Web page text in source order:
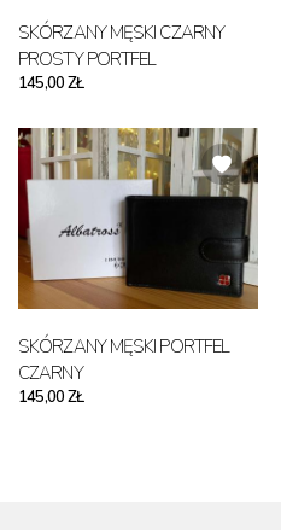
SKÓRZANY MĘSKI CZARNY
PROSTY PORTFEL
145,00 ZŁ
SKÓRZANY MĘSKI PORTFEL
CZARNY
145,00 ZŁ